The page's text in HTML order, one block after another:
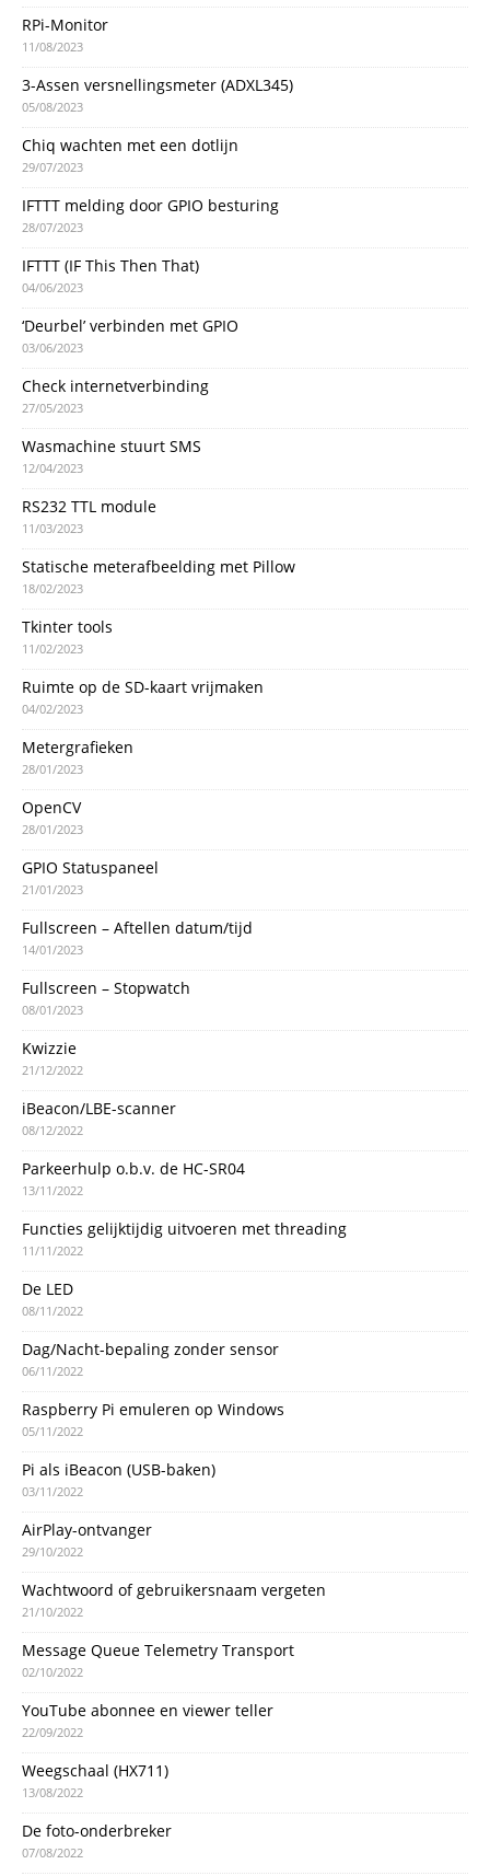
RPi-Monitor
11/08/2023
3-Assen versnellingsmeter (ADXL345)
05/08/2023
Chiq wachten met een dotlijn
29/07/2023
IFTTT melding door GPIO besturing
28/07/2023
IFTTT (IF This Then That)
04/06/2023
‘Deurbel’ verbinden met GPIO
03/06/2023
Check internetverbinding
27/05/2023
Wasmachine stuurt SMS
12/04/2023
RS232 TTL module
11/03/2023
Statische meterafbeelding met Pillow
18/02/2023
Tkinter tools
11/02/2023
Ruimte op de SD-kaart vrijmaken
04/02/2023
Metergrafieken
28/01/2023
OpenCV
28/01/2023
GPIO Statuspaneel
21/01/2023
Fullscreen – Aftellen datum/tijd
14/01/2023
Fullscreen – Stopwatch
08/01/2023
Kwizzie
21/12/2022
iBeacon/LBE-scanner
08/12/2022
Parkeerhulp o.b.v. de HC-SR04
13/11/2022
Functies gelijktijdig uitvoeren met threading
11/11/2022
De LED
08/11/2022
Dag/Nacht-bepaling zonder sensor
06/11/2022
Raspberry Pi emuleren op Windows
05/11/2022
Pi als iBeacon (USB-baken)
03/11/2022
AirPlay-ontvanger
29/10/2022
Wachtwoord of gebruikersnaam vergeten
21/10/2022
Message Queue Telemetry Transport
02/10/2022
YouTube abonnee en viewer teller
22/09/2022
Weegschaal (HX711)
13/08/2022
De foto-onderbreker
07/08/2022